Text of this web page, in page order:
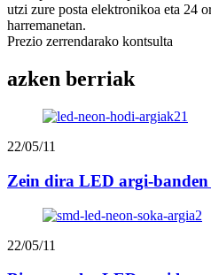
utzi zure posta elektronikoa eta 24
harremanetan.
Prezio zerrendarako kontsulta
azken berriak
22/05/11
Zein dira LED argi-
22/05/11